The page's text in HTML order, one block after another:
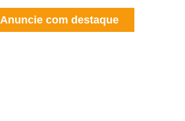
Anuncie com destaque